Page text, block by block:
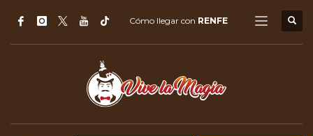
Cómo llegar con RENFE